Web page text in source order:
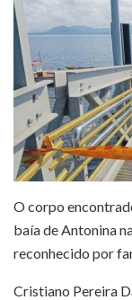
O corpo
baía de Antonina
reconhecido por
Cristiano Pereira